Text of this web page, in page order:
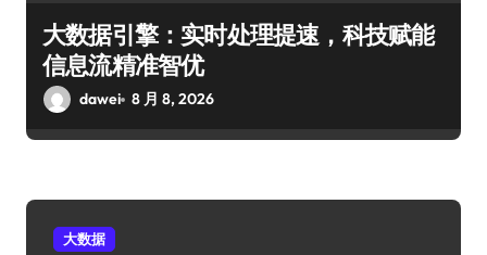
大数据引擎：实时处理提速，科技赋能
信息流精准智优
dawei 8 月 8, 2026
大数据